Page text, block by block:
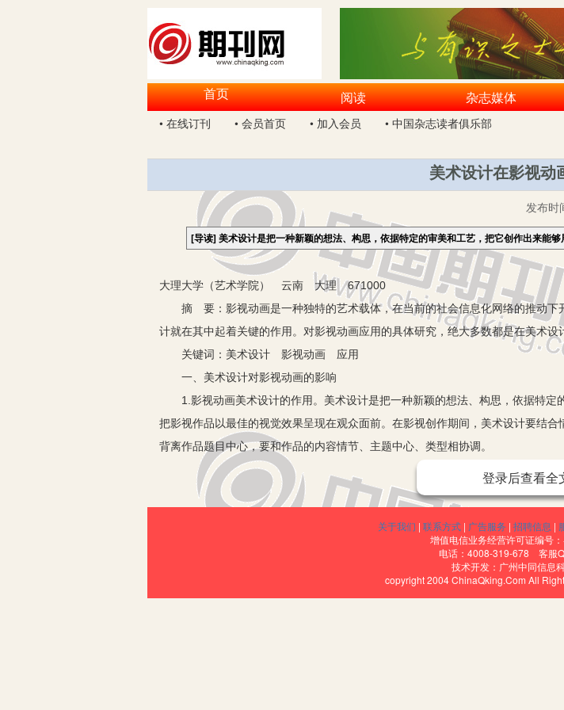
首页 阅读 杂志媒体
• 在线订刊
• 会员首页 • 加入会员 • 中国杂志读者俱乐部
美术设计在影视动
发布时
[导读]美术设计是把一种新颖的想法、构思，依据特定的审美和工艺，把它创作出来能够
大理大学（艺术学院） 云南 大理 671000
摘 要：影视动画是一种独特的艺术载体，在当前的社会信息化网络的推动下
计就在其中起着关键的作用。对影视动画应用的具体研究，绝大多数都是在美术设
关键词：美术设计 影视动画 应用
一、美术设计对影视动画的影响
1.影视动画美术设计的作用。美术设计是把一种新颖的想法、构思，依据特定
把影视作品以最佳的视觉效果呈现在观众面前。在影视创作期间，美术设计要结
背离作品题目中心，要和作品的内容情节、主题中心、类型相协调。
2.影视动画美术设计类型的作用。影视动画中的美术设计是一种特别的审美方
式等不同设计的表现，既会对整部作品带来不一样的视觉盛宴，还影响着影视作品
影视动画创作期间有画面构图设计和色彩设计，要尽可能地融入美术设计工艺
像供我们生存的空气，时刻在我们身边。当前的影视动画运用的美术设计、构思
美术设计人员能够在一定程度上推动影视动画的发展，能够及时地给观众清晰地
登录后查看全
关于我们 | 联系方式 | 广告服务 | 招聘信息 |
增值电信业务经营许可证编号
电话：4008-319-678 客服
技术开发：广州中同信息
copyright 2004 ChinaQking.Com All